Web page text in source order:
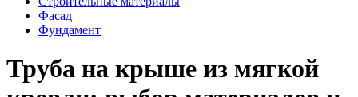
Фасад
Фундамент
Труба на крыше из мягкой